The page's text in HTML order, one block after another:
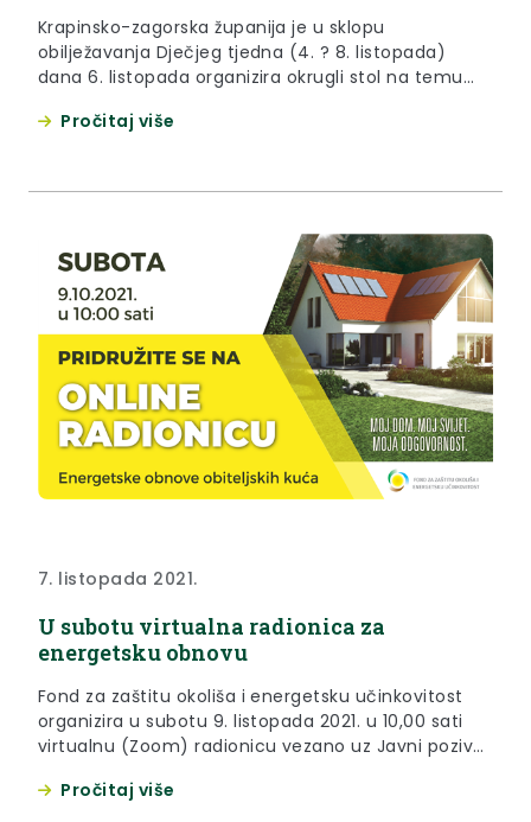
Krapinsko-zagorska županija je u sklopu
obilježavanja Dječjeg tjedna (4. ? 8. listopada)
dana 6. listopada organizira okrugli stol na temu
sustavu u doba pandemije COVID-19.
Pročitaj više
7. listopada 2021.
U subotu virtualna radionica za
energetsku obnovu
Fond za zaštitu okoliša i energetsku učinkovitost
organizira u subotu 9. listopada 2021. u 10,00 sati
virtualnu (Zoom) radionicu vezano uz Javni poziv
obnovu obiteljskih kuća i zgrada.
Pročitaj više